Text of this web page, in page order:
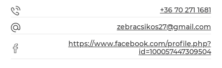
+36 70 271 1681
zebracsikos27@gmail.com
https://www.facebook.com/profile.php?
id=100057447309504